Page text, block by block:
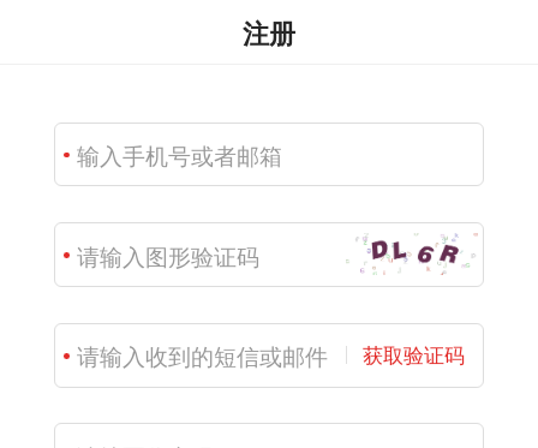
注册
获取验证码